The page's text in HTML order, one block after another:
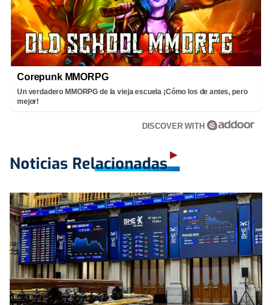
Corepunk MMORPG
Un verdadero MMORPG de la vieja escuela ¡Cómo los de antes, pero
mejor!
DISCOVER WITH
Noticias Relacionadas